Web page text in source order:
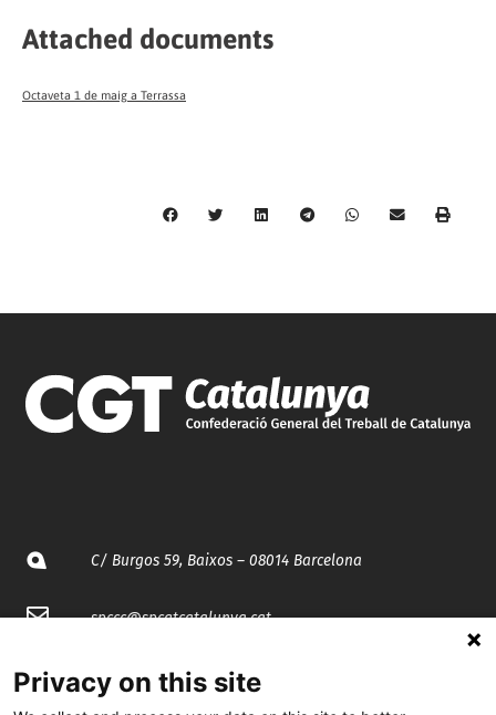
Attached documents
Octaveta 1 de maig a Terrassa
C/ Burgos 59, Baixos – 08014 Barcelona
spccc@spcgtcatalunya.cat
Privacy on this site